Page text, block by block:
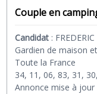
Couple en
Candidat : FREDERIC
Gardien de maison
Toute la France
34, 11, 06, 83, 31,
Annonce mise à